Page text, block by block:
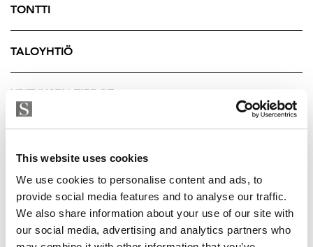
This website uses cookies
We use cookies to personalise content and ads, to
provide social media features and to analyse our traffic.
We also share information about your use of our site with
our social media, advertising and analytics partners who
valmistui As Oy Samppalinnan Carin. Nyt myytävä
asunto on joulukuussa 2025 valmistuvassa As Oy
Idassa. Tämän hulppean asumisen luksusta tarjoavan
varasto-osake ja autohallipaikka.
Samppalinna sijaitsee Turun parhaalla paikalla
kävelymatkan päässä ydinkeskustasta. Sen välittömässä
läheisyydessä ovat Urheilupuisto,
Samppalinnanpuisto, Samppalinnan maauimala,
Aurajoki, Turun kaupunginteatteri, Wäinö Aaltosen
museo sekä koulut ja päiväkodit.
Sepänkadun kortteli on yksi Turun arvokkaimmista ja
TONTTI
TALOYHTIÖ
YRITYKSEN TIEDOT